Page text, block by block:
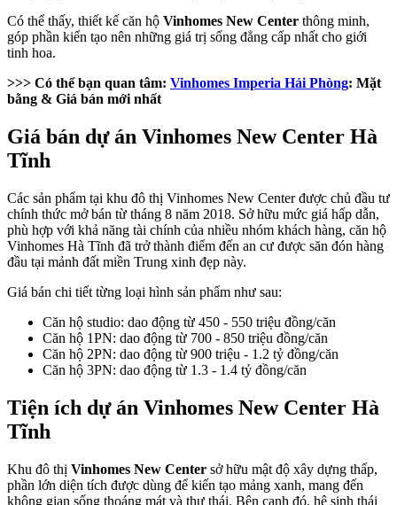
Có thể thấy, thiết kế căn hộ Vinhomes New Center thông minh,
góp phần kiến tạo nên những giá trị sống đẳng cấp nhất cho giới
tinh hoa.
>>> Có thể bạn quan tâm: Vinhomes Imperia Hải Phòng: Mặt
bằng & Giá bán mới nhất
Giá bán dự án Vinhomes New Center Hà
Tĩnh
Các sản phẩm tại khu đô thị Vinhomes New Center được chủ đầu tư
chính thức mở bán từ tháng 8 năm 2018. Sở hữu mức giá hấp dẫn,
phù hợp với khả năng tài chính của nhiều nhóm khách hàng, căn hộ
Vinhomes Hà Tĩnh đã trở thành điểm đến an cư được săn đón hàng
đầu tại mảnh đất miền Trung xinh đẹp này.
Giá bán chi tiết từng loại hình sản phẩm như sau:
Căn hộ studio: dao động từ 450 - 550 triệu đồng/căn
Căn hộ 1PN: dao động từ 700 - 850 triệu đồng/căn
Căn hộ 2PN: dao động từ 900 triệu - 1.2 tỷ đồng/căn
Căn hộ 3PN: dao động từ 1.3 - 1.4 tỷ đồng/căn
Tiện ích dự án Vinhomes New Center Hà
Tĩnh
Khu đô thị Vinhomes New Center sở hữu mật độ xây dựng thấp,
phần lớn diện tích được dùng để kiến tạo mảng xanh, mang đến
không gian sống thoáng mát và thư thái. Bên cạnh đó, hệ sinh thái